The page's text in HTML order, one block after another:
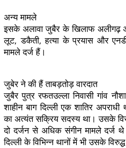
अन्य मामले
इसके अलावा जुबैर के खिलाफ अलीगढ़
लूट, डकैती, हत्या के प्रयास और
मामले दर्ज हैं।
जुबेर ने की हैं ताबड़तोड़ वारदात
जुबैर पुत्र रफतउल्ला निवासी गांव
शाहीन बाग दिल्ली एक शातिर
का अत्यंत सक्रिय सदस्य था। उसके
दो दर्जन से अधिक संगीन मामले दर्ज
दिल्ली के विभिन्न थानों में भी उसके